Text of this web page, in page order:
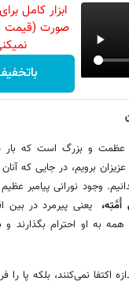
ابزار کامل
صورت (قیمت
عظمت و بزرگ است که بار
برویم، در جایی که آنان
وجود نورانی پیامبر
یعنی پیرمرد در بین
به او احترام بگذارند و
اکتفا نمی‌کنند، بلکه پا را